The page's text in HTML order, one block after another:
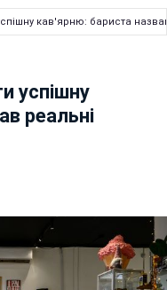
кав'ярню: бариста
успішну
реальні